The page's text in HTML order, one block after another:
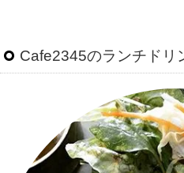
Cafe2345のランチドリ